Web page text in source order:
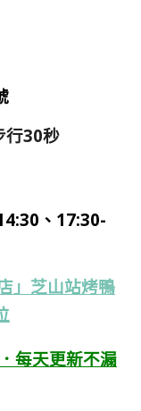
行30秒
、17:30-
」芝山站烤鴨
每天更新不漏